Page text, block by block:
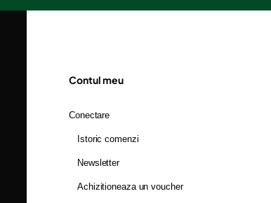
Contul meu
Conectare
Istoric comenzi
Newsletter
Achizitioneaza un voucher